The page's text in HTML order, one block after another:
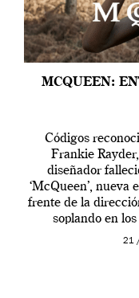
MCQUEEN:
Códigos
Frankie
diseñador
‘McQueen’,
frente de la
soplando en
21